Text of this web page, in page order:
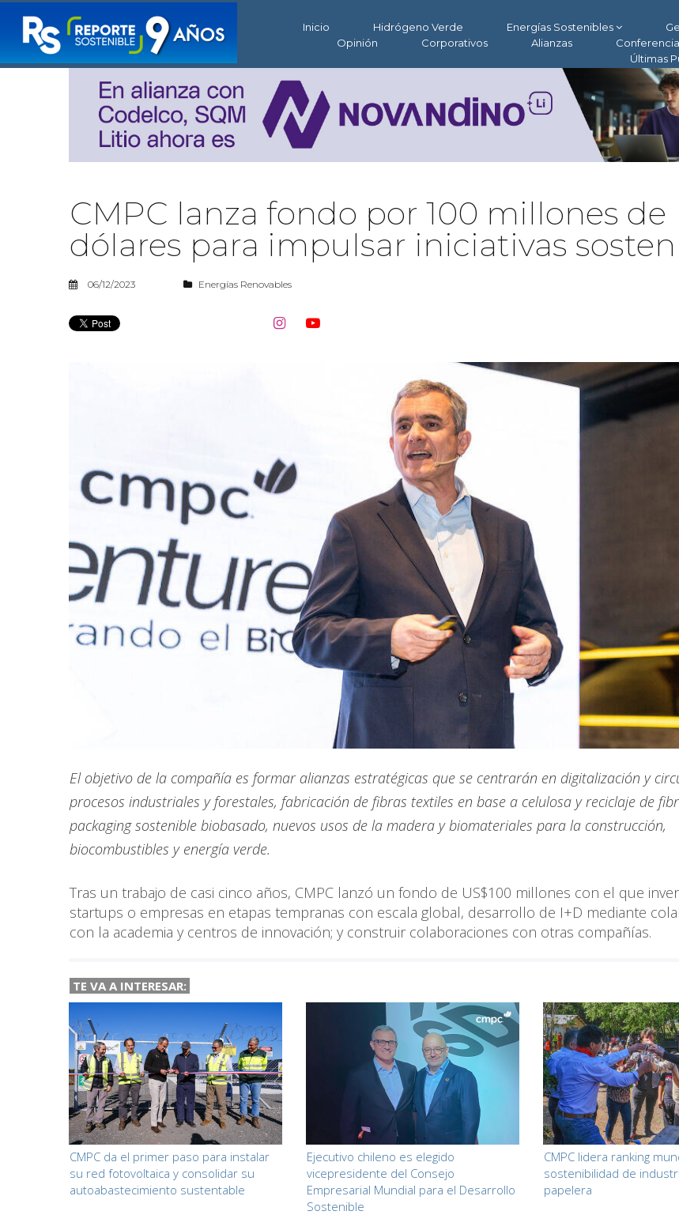
Inicio Hidrógeno Verde Energías Sostenibles
Opinión
Corporativos Alianzas
Últimas
CMPC lanza fondo por 100 millones de
dólares para impulsar iniciativas
06/12/2023 Energías Renovables
 
El objetivo de la compañía es formar alianzas estratégicas que se centrarán en digitalización y
procesos industriales y forestales, fabricación de fibras textiles en base a celulosa y reciclaje de
packaging sostenible biobasado, nuevos usos de la madera y biomateriales para la construcción,
biocombustibles y energía verde.
Tras un trabajo de casi cinco años, CMPC lanzó un fondo de US$100 millones con el que
startups o empresas en etapas tempranas con escala global, desarrollo de I+D mediante
con la academia y centros de innovación; y construir colaboraciones con otras compañías.
TE VA A INTERESAR:
CMPC da el primer paso para instalar
su red fotovoltaica y consolidar su
autoabastecimiento sustentable
Ejecutivo chileno es elegido
vicepresidente del Consejo
Empresarial Mundial para el Desarrollo
Sostenible
CMPC lidera ranking
sostenibilidad de
papelera